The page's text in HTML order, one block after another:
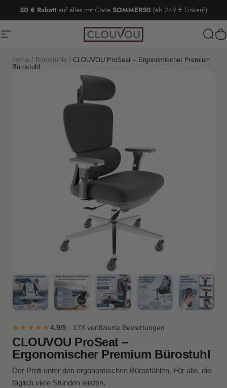
Direkt zum Inhalt
50 € Rabatt auf alles mit Code SOMMER50 (ab 249 € Einkauf)
Seitennavigation Clouvou
Home / Bürostühle / CLOUVOU ProSeat – Ergonomischer Premium
Bürostuhl
★★★★★4.9/5 · 178 verifizierte Bewertungen
CLOUVOU ProSeat –
Ergonomischer Premium Bürostuhl
Der Profi unter den ergonomischen Bürostühlen. Für alle, die
täglich viele Stunden leisten.